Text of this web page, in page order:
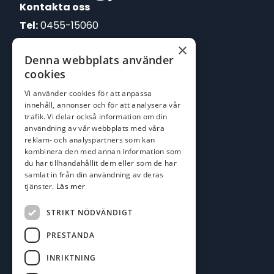
Kontakta oss
Tel:0455-15060
E-post:
johan@batofiske.se
kim@batofiske.se
Adress
Karlskrona Båt & Fiske AB
Lallerstedts gata 4
371 54 Karlskrona
Följ oss
Facebook
×
Denna webbplats använder
cookies
Vi använder cookies för att anpassa
innehåll, annonser och för att analysera vår
trafik. Vi delar också information om din
användning av vår webbplats med våra
reklam- och analyspartners som kan
kombinera den med annan information som
du har tillhandahållit dem eller som de har
samlat in från din användning av deras
tjänster. Läs mer
STRIKT NÖDVÄNDIGT
PRESTANDA
INRIKTNING